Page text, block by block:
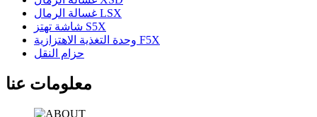
غسالة الرمال LSX
شاشة تهتز S5X
وحدة التغذية الاهتزازية F5X
حزام النقل
معلومات عنا